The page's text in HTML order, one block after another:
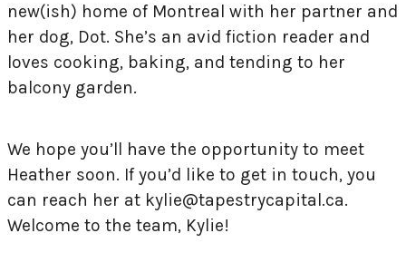
new(ish) home of Montreal with her partner and
her dog, Dot. She’s an avid fiction reader and
loves cooking, baking, and tending to her
balcony garden.
We hope you’ll have the opportunity to meet
Heather soon. If you’d like to get in touch, you
can reach her at kylie@tapestrycapital.ca.
Welcome to the team, Kylie!